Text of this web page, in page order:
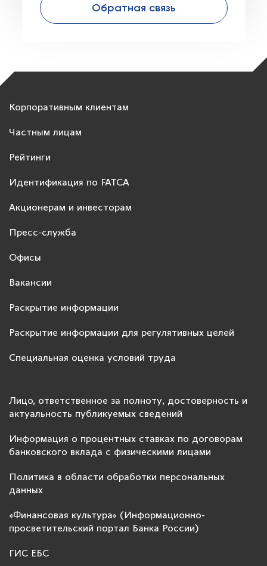
Обратная связь
Корпоративным клиентам
Частным лицам
Рейтинги
Идентификация по FATCA
Акционерам и инвесторам
Пресс-служба
Офисы
Вакансии
Раскрытие информации
Раскрытие информации для регулятивных целей
Специальная оценка условий труда
Лицо, ответственное за полноту, достоверность и
актуальность публикуемых сведений
Информация о процентных ставках по договорам
банковского вклада с физическими лицами
Политика в области обработки персональных
данных
«Финансовая культура» (Информационно-
просветительский портал Банка России)
ГИС ЕБС